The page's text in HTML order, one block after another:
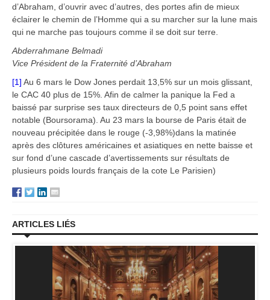
d’Abraham, d’ouvrir avec d’autres, des portes afin de mieux
éclairer le chemin de l’Homme qui a su marcher sur la lune mais
qui ne marche pas toujours comme il se doit sur terre.
Abderrahmane Belmadi
Vice Président de la Fraternité d’Abraham
[1] Au 6 mars le Dow Jones perdait 13,5% sur un mois glissant,
le CAC 40 plus de 15%. Afin de calmer la panique la Fed a
baissé par surprise ses taux directeurs de 0,5 point sans effet
notable (Boursorama). Au 23 mars la bourse de Paris était de
nouveau précipitée dans le rouge (-3,98%)dans la matinée
après des clôtures américaines et asiatiques en nette baisse et
sur fond d’une cascade d’avertissements sur résultats de
plusieurs poids lourds français de la cote Le Parisien)
ARTICLES LIÉS